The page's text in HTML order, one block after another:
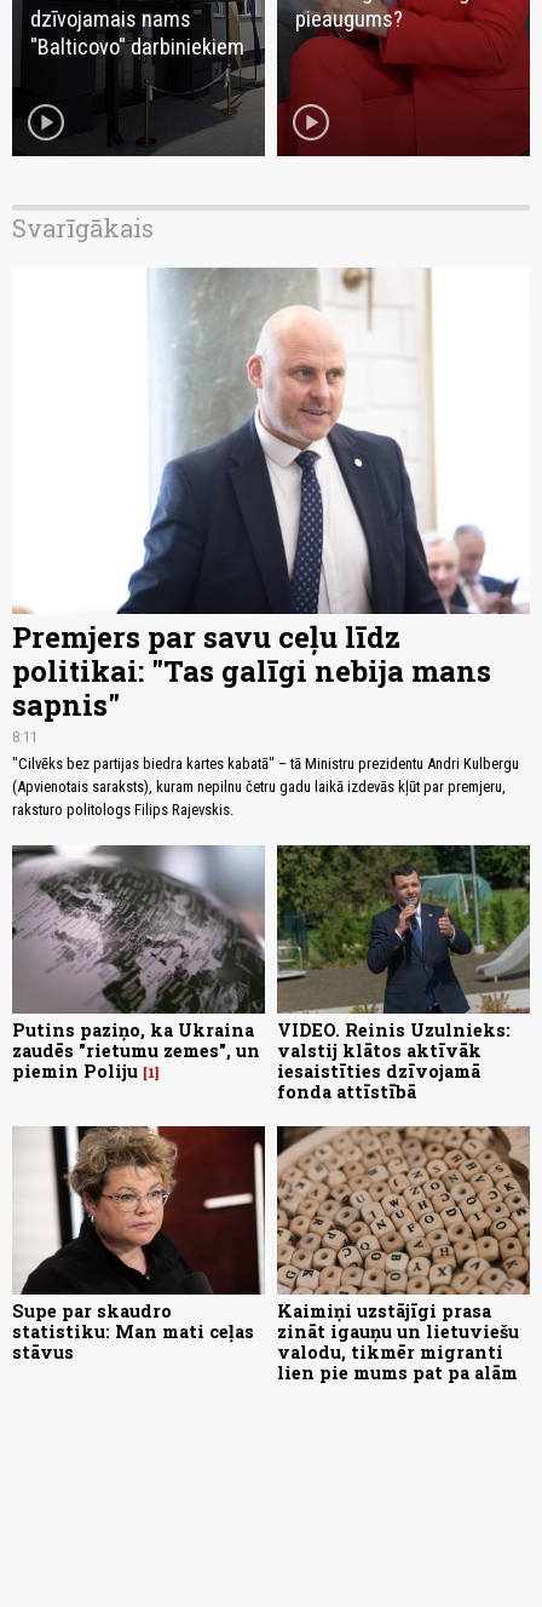
dzīvojamais nams
"Balticovo" darbiniekiem
play_circle
pieaugums?
play_circle
Svarīgākais
Premjers par savu ceļu līdz
politikai: "Tas galīgi nebija mans
sapnis"
8:11
"Cilvēks bez partijas biedra kartes kabatā" – tā Ministru prezidentu Andri Kulbergu
(Apvienotais saraksts), kuram nepilnu četru gadu laikā izdevās kļūt par premjeru,
raksturo politologs Filips Rajevskis.
Putins paziņo, ka Ukraina
zaudēs "rietumu zemes", un
piemin Poliju 1
VIDEO. Reinis Uzulnieks:
valstij klātos aktīvāk
iesaistīties dzīvojamā
fonda attīstībā
Supe par skaudro
statistiku: Man mati ceļas
stāvus
Kaimiņi uzstājīgi prasa
zināt igauņu un lietuviešu
valodu, tikmēr migranti
lien pie mums pat pa alām